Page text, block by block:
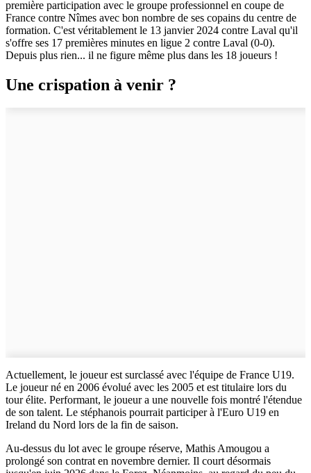
première participation avec le groupe professionnel en coupe de
France contre Nîmes avec bon nombre de ses copains du centre de
formation. C'est véritablement le 13 janvier 2024 contre Laval qu'il
s'offre ses 17 premières minutes en ligue 2 contre Laval (0-0).
Depuis plus rien... il ne figure même plus dans les 18 joueurs !
Une crispation à venir ?
Actuellement, le joueur est surclassé avec l'équipe de France U19.
Le joueur né en 2006 évolué avec les 2005 et est titulaire lors du
tour élite. Performant, le joueur a une nouvelle fois montré l'étendue
de son talent. Le stéphanois pourrait participer à l'Euro U19 en
Ireland du Nord lors de la fin de saison.
Au-dessus du lot avec le groupe réserve, Mathis Amougou a
prolongé son contrat en novembre dernier. Il court désormais